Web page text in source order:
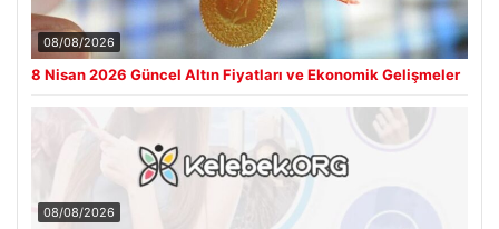
08/08/2026
8 Nisan 2026 Güncel Altın Fiyatları ve Ekonomik Gelişmeler
08/08/2026